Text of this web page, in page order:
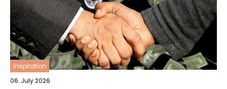
inspiration
06. July 2026